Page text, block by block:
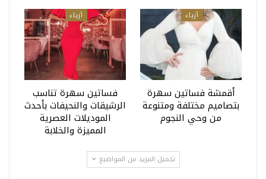
أزياء
أقمشة فساتين سهرة
بتصاميم مختلفة ومتنوعة
من وحي النجوم
أزياء
فساتين سهرة تناسب
الرشيقات والنحيفات بأحدث
الموديلات العصرية
المميزة والخلابة
تحميل المزيد من المواضيع